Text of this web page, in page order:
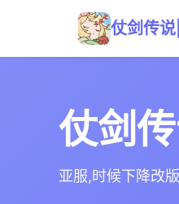
仗剑传
仗剑
亚服,时候下降改